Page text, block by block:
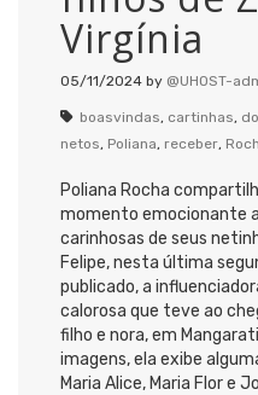
Virgínia
05/11/2024 by @UHOST-
boasvindas, cartinhas,
netos, Poliana, receber,
Poliana Rocha
momento emocionante
carinhosas de seus
Felipe, nesta última
publicado, a
calorosa que teve ao
filho e nora, em
imagens, ela exibe
Maria Alice, Maria Flor e